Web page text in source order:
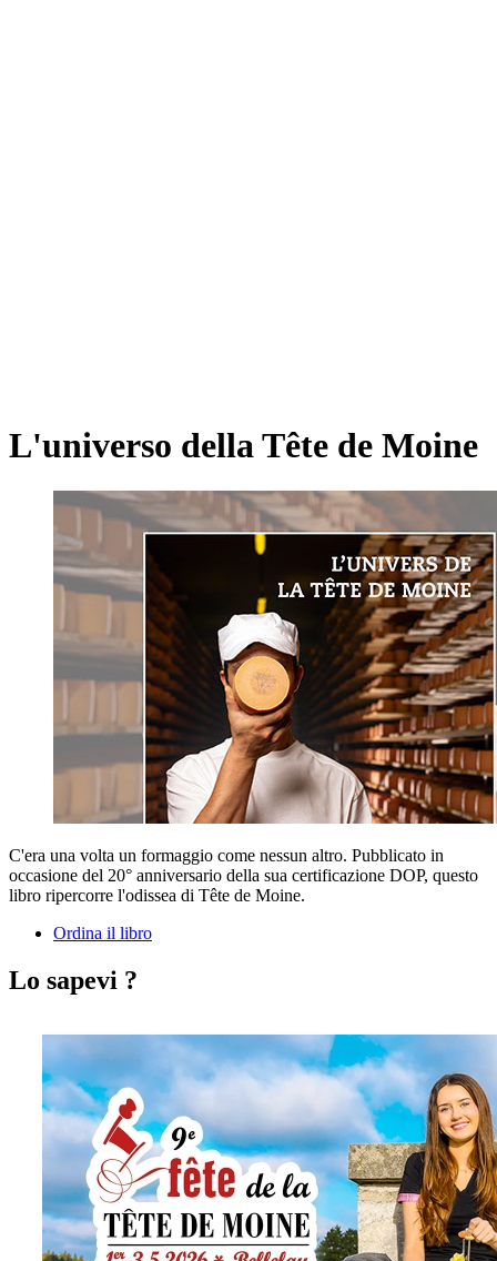
L'universo della Tête de Moine
C'era una volta un formaggio come nessun altro. Pubblicato in
occasione del 20° anniversario della sua certificazione DOP, questo
libro ripercorre l'odissea di Tête de Moine.
Ordina il libro
Lo sapevi ?